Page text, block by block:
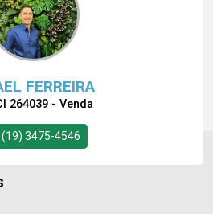
FERREIRA
264039 - Venda
(19) 3475-4546